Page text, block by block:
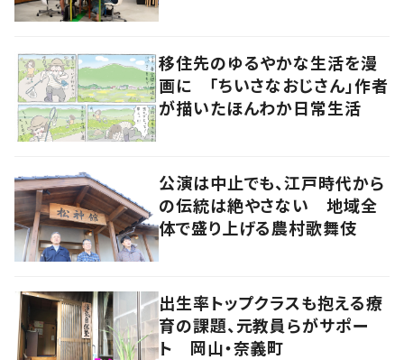
移住先のゆるやかな生活を漫
画に 「ちいさなおじさん」作者
が描いたほんわか日常生活
公演は中止でも、江戸時代から
の伝統は絶やさない 地域全
体で盛り上げる農村歌舞伎
出生率トップクラスも抱える療
育の課題、元教員らがサポー
ト 岡山・奈義町